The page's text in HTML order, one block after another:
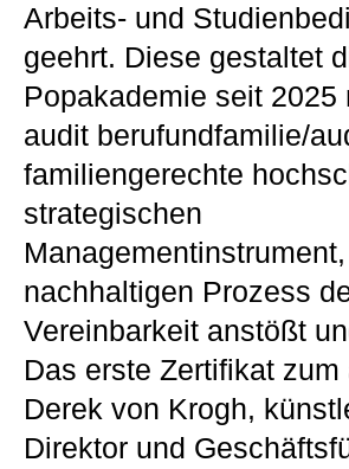
Arbeits- und
geehrt. Diese gestaltet
Popakademie seit 2025
audit berufundfamilie/
familiengerechte
strategischen
nachhaltigen Prozess
Vereinbarkeit anstößt
Das erste Zertifikat zum
Derek von Krogh,
Direktor und